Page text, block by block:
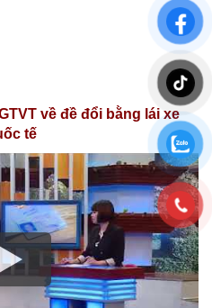
về đề đổi bằng lái xe
tế